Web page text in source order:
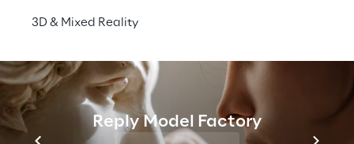
3D & Mixed Reality
Reply Model Factory
Discover more